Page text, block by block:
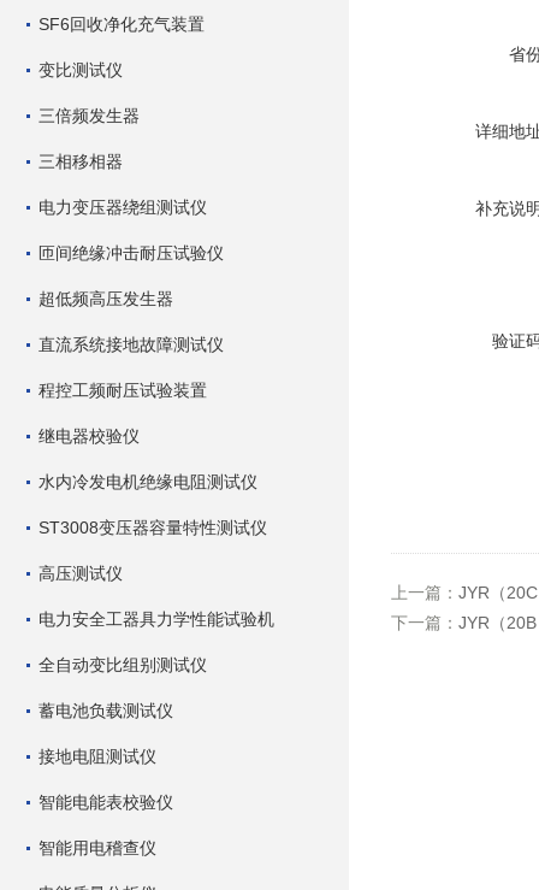
SF6回收净化充气装置
变比测试仪
三倍频发生器
三相移相器
电力变压器绕组测试仪
匝间绝缘冲击耐压试验仪
超低频高压发生器
直流系统接地故障测试仪
程控工频耐压试验装置
继电器校验仪
水内冷发电机绝缘电阻测试仪
ST3008变压器容量特性测试仪
高压测试仪
电力安全工器具力学性能试验机
全自动变比组别测试仪
蓄电池负载测试仪
接地电阻测试仪
智能电能表校验仪
智能用电稽查仪
省
详细地
补充说
验证
上一篇： JYR（
下一篇： JYR（